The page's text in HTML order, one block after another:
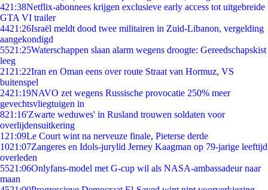
421:38Netflix-abonnees krijgen exclusieve early access tot uitgebreide
GTA VI trailer
4421:26Israël meldt dood twee militairen in Zuid-Libanon, vergelding
aangekondigd
5521:25Waterschappen slaan alarm wegens droogte: Gereedschapskist
leeg
21 21:22Iran en Oman eens over route Straat van Hormuz, VS
buitenspel
2421:19NAVO zet wegens Russische provocatie 250% meer
gevechtsvliegtuigen in
821:16'Zwarte weduwes' in Rusland trouwen soldaten voor
overlijdensuitkering
1 21:09Le Court wint na nerveuze finale, Pieterse derde
1021:07Zangeres en Idols-jurylid Jerney Kaagman op 79-jarige leeftijd
overleden
5521:06Onlyfans-model met G-cup wil als NASA-ambassadeur naar
maan